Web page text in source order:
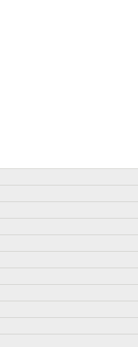
large
mère offre